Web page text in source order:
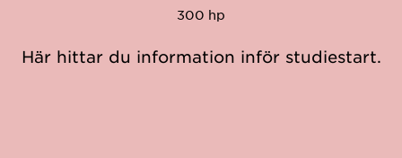
300 hp
Här hittar du information inför studiestart.